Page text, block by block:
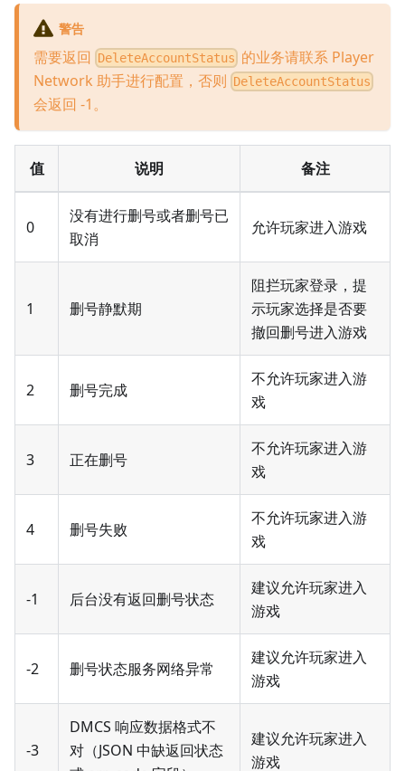
警告
需要返回 DeleteAccountStatus 的业务请联系 Player
Network 助手进行配置，否则 DeleteAccountStatus
会返回 -1。
值 说明 备注
0
没有进行删号或者删号已
取消
允许玩家进入游戏
1 删号静默期
阻拦玩家登录，提
示玩家选择是否要
撤回删号进入游戏
2 删号完成
不允许玩家进入游
戏
3 正在删号
不允许玩家进入游
戏
4 删号失败
不允许玩家进入游
戏
-1 后台没有返回删号状态
建议允许玩家进入
游戏
-2 删号状态服务网络异常
建议允许玩家进入
游戏
-3
DMCS 响应数据格式不
对（JSON 中缺返回状态
建议允许玩家进入
游戏